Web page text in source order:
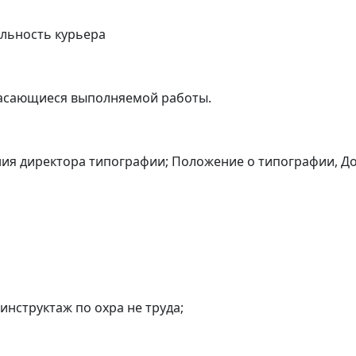
курьера
выполняемой работы.
директора типографии; Положение о типографии,
по охра не труда;